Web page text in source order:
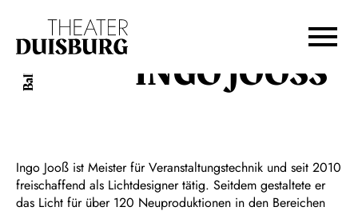
Zur Hauptnavigation springen
Zum Footer springen
Ballett INGO JOOSS
Ingo Jooß ist Meister für Veranstaltungs­technik und seit 2010
freischaffend als Lichtdesigner tätig. Seitdem gestaltete er
das Licht für über 120 Neuproduktionen in den Bereichen